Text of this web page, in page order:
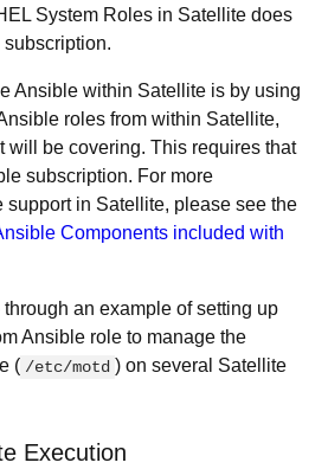
System Roles in Satellite does
Ansible within Satellite is by using
roles from within Satellite,
will be covering. This requires that
subscription. For more
support in Satellite, please see the
Components included with
through an example of setting up
Ansible role to manage the
( /etc/motd ) on several Satellite
Execution